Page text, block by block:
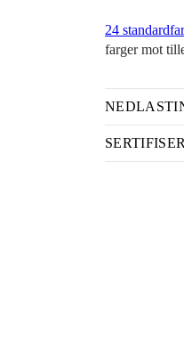
24
farger mot